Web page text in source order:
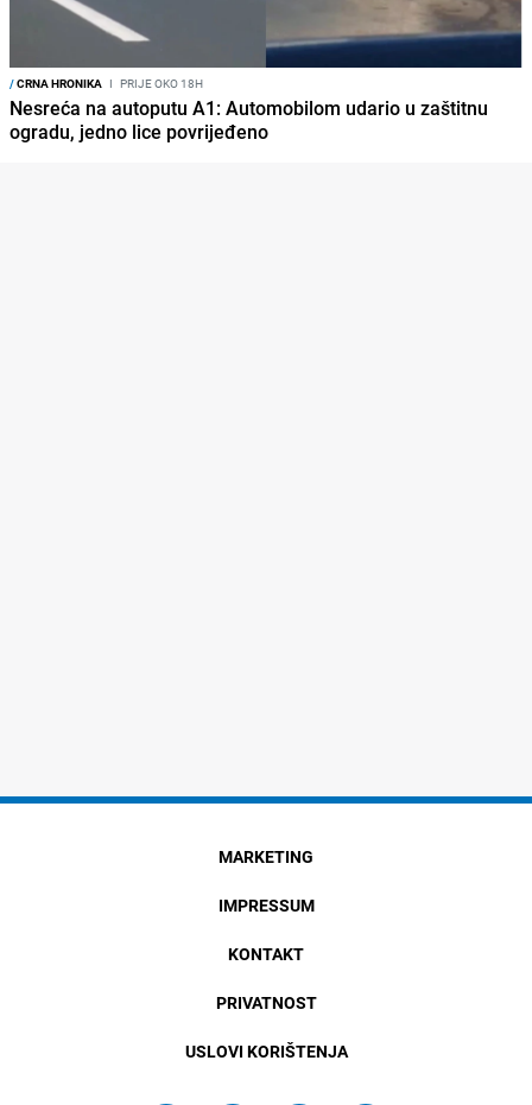
/CRNA HRONIKA I PRIJE OKO 18H
Nesreća na autoputu A1: Automobilom udario u zaštitnu
ogradu, jedno lice povrijeđeno
MARKETING
IMPRESSUM
KONTAKT
PRIVATNOST
USLOVI KORIŠTENJA